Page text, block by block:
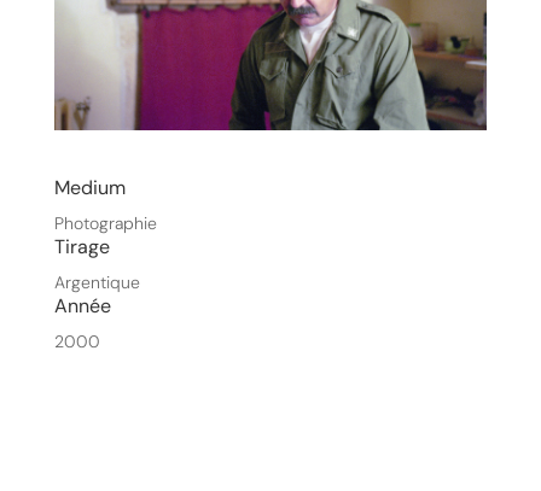
Medium
Photographie
Tirage
Argentique
Année
2000